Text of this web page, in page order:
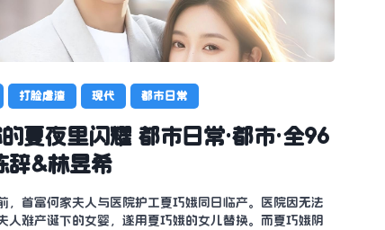
打脸虐渣 现代 都市日常
夏夜里闪耀 都市日常·都市·全96
辞&林昱希
，首富何家夫人与医院护工夏巧娥同日临产。医院因无法
人难产诞下的女婴，遂用夏巧娥的女儿替换。而夏巧娥阴